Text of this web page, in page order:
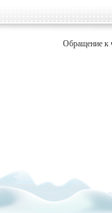
Обращение к